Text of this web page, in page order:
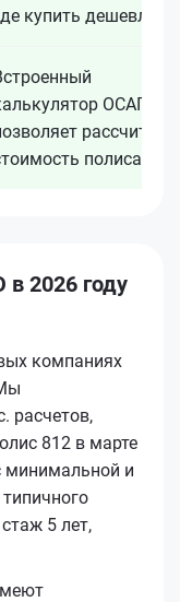
купить дешевле
ОСАГО
рассчитать
полиса
2026 году
компаниях
расчетов,
812 в марте
минимальной и
5 лет,